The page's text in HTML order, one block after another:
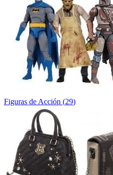
Figuras de Acción (29)